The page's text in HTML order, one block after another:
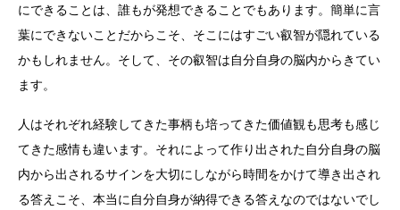
にできることは、誰もが発想できることでもあります。簡単に言
葉にできないことだからこそ、そこにはすごい叡智が隠れている
かもしれません。そして、その叡智は自分自身の脳内からきてい
ます。
人はそれぞれ経験してきた事柄も培ってきた価値観も思考も感じ
てきた感情も違います。それによって作り出された自分自身の脳
内から出されるサインを大切にしながら時間をかけて導き出され
る答えこそ、本当に自分自身が納得できる答えなのではないでし